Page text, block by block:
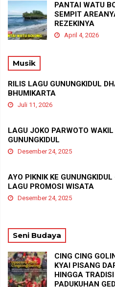
PANTAI WATU
SEMPIT
REZEKINYA
April 4, 2026
Musik
RILIS LAGU GUNUNGKIDUL
BHUMIKARTA
Juli 11, 2026
LAGU JOKO PARWOTO
GUNUNGKIDUL
Desember 24, 2025
AYO PIKNIK KE
LAGU PROMOSI WISATA
Desember 24, 2025
Seni Budaya
CING CING
KYAI PISANG
HINGGA
PADUKUHAN